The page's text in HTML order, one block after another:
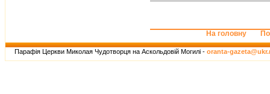
На головну
Парафія Церкви Миколая Чудотворця на Аскольдовій Могилі - oranta-